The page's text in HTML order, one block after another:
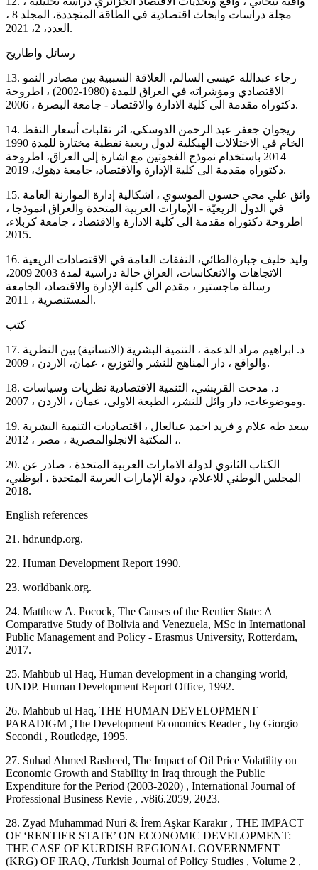
مجلة دراسات وابحاث اقتصادية في الطاقة المتجددة، المجلد 8 ،
العدد، 2، 2021.
رسائل واطاريح
13. رجاء عبدالله عيسى السالم، العلاقة السببية بين مصادر النمو
الاقتصادي ومؤشراته في العراق للمدة (1980-2002) ، اطروحة
دكتوراه مقدمة الى كلية الادارة والاقتصاد - جامعة البصرة ، 2006.
14. ريجوان جعفر عبد الرحمن الدوسكي، اثر تقلبات أسعار النفط
الخام في الاختلالات الهيكلية لدول ريعية نفطية مختارة للمدة 1990
2014 باستخدام نموذج الفجوتين مع اشارة إلى العراق، اطروحة
دكتوراه مقدمة الى كلية الإدارة والاقتصاد، جامعة دهوك، 2019.
15. واثق علي محي حسون الموسوي ، اشكالية إدارة الموازنة العامة
في الدول الريعيّة - الإمارات العربية المتحدة والعراق انموذجا ،
اطروحة دكتوراه مقدمة الى كلية الادارة والاقتصاد ، جامعة كربلاء،
2015.
16. وليد خليف جبارةالطائي، النفقات العامة في الاقتصادات الريعية
الاتجاهات والانعكاسات، العراق حالة دراسية لمدة 2003 2009،
رسالة ماجستير ، مقدم الى كلية الإدارة والاقتصاد، الجامعة
المستنصرية ، 2011.
كتب
17. د. ابراهيم مراد الدعمة ، التنمية البشرية (الانسانية) بين النظرية
والواقع ، دار المناهج للنشر والتوزيع ، عمان، الاردن ، 2009.
18. د. مدحت القريشي، التنمية الاقتصادية نظريات وسياسات
وموضوعات، دار وائل للنشر، الطبعة الاولى، عمان ، الاردن ، 2007.
19. سعد طه علام و فريد احمد عبالعال ، اقتصاديات التنمية البشرية
، المكتبة الانجلوالمصرية ، مصر ، 2012.
20. الكتاب الثانوي لدولة الامارات العربية المتحدة ، صادر عن
المجلس الوطني للاعلام، دولة الإمارات العربية المتحدة ، ابوظبي،
2018.
English references
21. hdr.undp.org.
22. Human Development Report 1990.
23. worldbank.org.
24. Matthew A. Pocock, The Causes of the Rentier State: A
Comparative Study of Bolivia and Venezuela, MSc in International
Public Management and Policy - Erasmus University, Rotterdam,
2017.
25. Mahbub ul Haq, Human development in a changing world,
UNDP. Human Development Report Office, 1992.
26. Mahbub ul Haq, THE HUMAN DEVELOPMENT
PARADIGM ,The Development Economics Reader , by Giorgio
Secondi , Routledge, 1995.
27. Suhad Ahmed Rasheed, The Impact of Oil Price Volatility on
Economic Growth and Stability in Iraq through the Public
Expenditure for the Period (2003-2020) , International Journal of
Professional Business Revie , .v8i6.2059, 2023.
28. Zyad Muhammad Nuri & İrem Aşkar Karakır , THE IMPACT
OF ‘RENTIER STATE’ ON ECONOMIC DEVELOPMENT:
THE CASE OF KURDISH REGIONAL GOVERNMENT
(KRG) OF IRAQ, /Turkish Journal of Policy Studies , Volume 2 ,